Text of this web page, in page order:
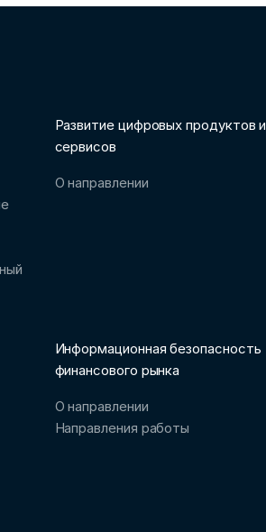
Развитие цифровых продуктов и
сервисов
О направлении
Информационная безопасность
финансового рынка
О направлении
Направления работы